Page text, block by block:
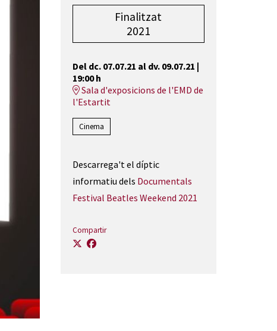
Finalitzat
2021
Del dc. 07.07.21 al dv. 09.07.21 |
19:00 h
Sala d'exposicions de l'EMD de
l'Estartit
Cinema
Descarrega't el díptic
informatiu dels Documentals
Festival Beatles Weekend 2021
Compartir